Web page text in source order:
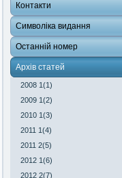
Контакти
Символіка видання
Останній номер
Архів статей
2008 1(1)
2009 1(2)
2010 1(3)
2011 1(4)
2011 2(5)
2012 1(6)
2012 2(7)